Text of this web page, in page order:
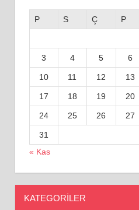
P S Ç P
3 4 5 6
10 11 12 13
17 18 19 20
24 25 26 27
31
« Kas
KATEGORILER